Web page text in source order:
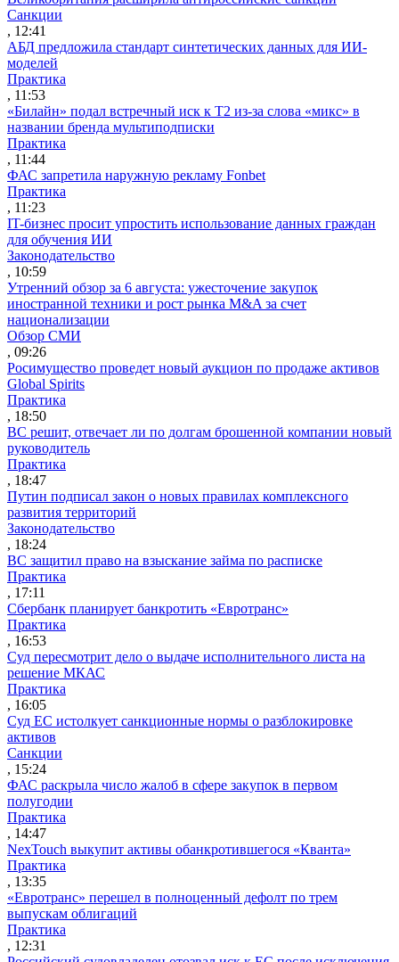
Санкции
, 12:41
АБД предложила стандарт синтетических данных для ИИ-
моделей
Практика
, 11:53
«Билайн» подал встречный иск к Т2 из-за слова «микс» в
названии бренда мультиподписки
Практика
, 11:44
ФАС запретила наружную рекламу Fonbet
Практика
, 11:23
IT-бизнес просит упростить использование данных граждан
для обучения ИИ
Законодательство
, 10:59
Утренний обзор за 6 августа: ужесточение закупок
иностранной техники и рост рынка M&A за счет
национализации
Обзор СМИ
, 09:26
Росимущество проведет новый аукцион по продаже активов
Global Spirits
Практика
, 18:50
ВС решит, отвечает ли по долгам брошенной компании новый
руководитель
Практика
, 18:47
Путин подписал закон о новых правилах комплексного
развития территорий
Законодательство
, 18:24
ВС защитил право на взыскание займа по расписке
Практика
, 17:11
Сбербанк планирует банкротить «Евротранс»
Практика
, 16:53
Суд пересмотрит дело о выдаче исполнительного листа на
решение МКАС
Практика
, 16:05
Суд ЕС истолкует санкционные нормы о разблокировке
активов
Санкции
, 15:24
ФАС раскрыла число жалоб в сфере закупок в первом
полугодии
Практика
, 14:47
NexTouch выкупит активы обанкротившегося «Кванта»
Практика
, 13:35
«Евротранс» перешел в полноценный дефолт по трем
выпускам облигаций
Практика
, 12:31